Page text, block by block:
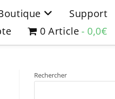
Support
0 Article 0,0€
Rechercher